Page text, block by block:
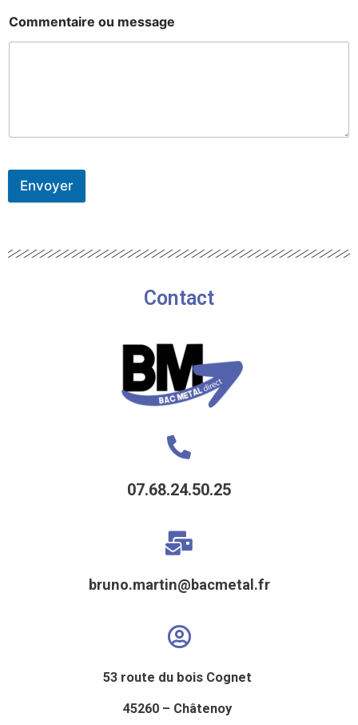
Commentaire ou message
Envoyer
Contact
07.68.24.50.25
bruno.martin@bacmetal.fr
53 route du bois Cognet
45260 – Châtenoy